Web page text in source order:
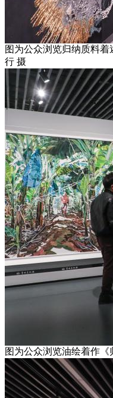
图为公众浏览归纳质料
行 摄
图为公众浏览油绘着作